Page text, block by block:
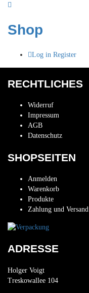
Shop
Log in Register
RECHTLICHES
Widerruf
Impressum
AGB
Datenschutz
SHOPSEITEN
Anmelden
Warenkorb
Produkte
Zahlung und Versand
ADRESSE
Holger Voigt
Treskowallee 104